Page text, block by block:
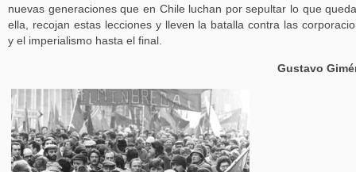
nuevas generaciones que en Chile luchan por sepultar lo que
ella, recojan estas lecciones y lleven la batalla contra las
y el imperialismo hasta el final.
Gustavo